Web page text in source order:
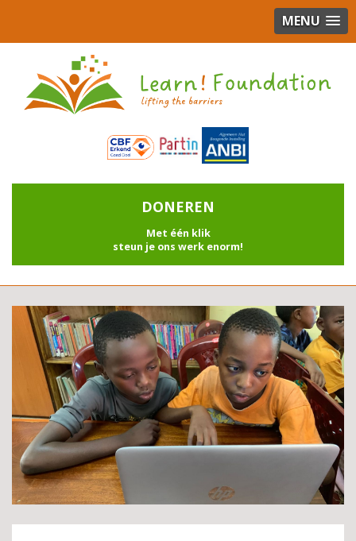
MENU
DONEREN
Met één klik
steun je ons werk enorm!